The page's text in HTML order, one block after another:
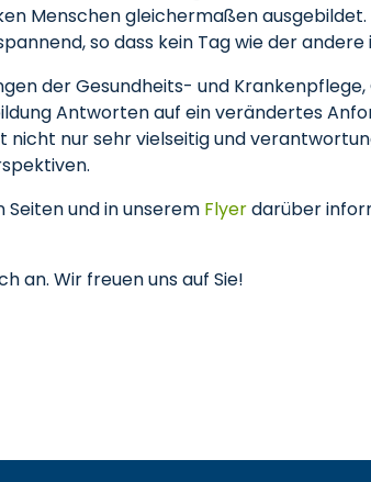
Menschen gleichermaßen
so dass kein Tag wie der andere
der Gesundheits- und
Antworten auf ein verändertes
nicht nur sehr vielseitig und
Seiten und in unserem Flyerdarüber
an. Wir freuen uns auf Sie!